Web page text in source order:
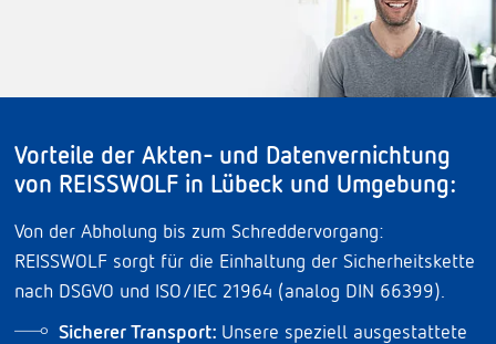
Vorteile der Akten- und Datenvernichtung
von REISSWOLF in Lübeck und Umgebung:
Von der Abholung bis zum Schreddervorgang:
REISSWOLF sorgt für die Einhaltung der Sicherheitskette
nach DSGVO und ISO/IEC 21964 (analog DIN 66399).
Sicherer Transport: Unsere speziell ausgestattete